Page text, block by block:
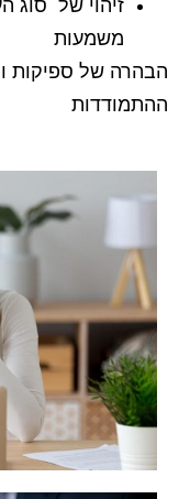
זיהוי של סוג
משמעות
הבהרה של ספיקות
ההתמודדות